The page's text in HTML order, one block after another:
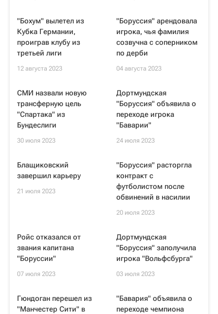
"Бохум" вылетел из
Кубка Германии,
проиграв клубу из
третьей лиги
12 августа 2023
"Боруссия" арендовала
игрока, чья фамилия
созвучна с соперником
по дерби
04 августа 2023
СМИ назвали новую
трансферную цель
"Спартака" из
Бундеслиги
30 июля 2023
Дортмундская
"Боруссия" объявила о
переходе игрока
"Баварии"
24 июля 2023
Блащиковский
завершил карьеру
21 июля 2023
"Боруссия" расторгла
контракт с
футболистом после
обвинений в насилии
20 июля 2023
Ройс отказался от
звания капитана
"Боруссии"
07 июля 2023
Дортмундская
"Боруссия" заполучила
игрока "Вольфсбурга"
03 июля 2023
Гюндоган перешел из
"Манчестер Сити" в
"Бавария" объявила о
переходе чемпиона